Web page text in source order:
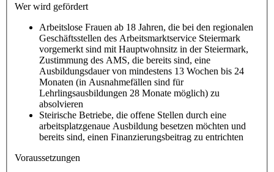
Wer wird gefördert
Arbeitslose Frauen ab 18 Jahren, die bei den regionalen
Geschäftsstellen des Arbeitsmarktservice Steiermark
vorgemerkt sind mit Hauptwohnsitz in der Steiermark,
Zustimmung des AMS, die bereits sind, eine
Ausbildungsdauer von mindestens 13 Wochen bis 24
Monaten (in Ausnahmefällen sind für
Lehrlingsausbildungen 28 Monate möglich) zu
absolvieren
Steirische Betriebe, die offene Stellen durch eine
arbeitsplatzgenaue Ausbildung besetzen möchten und
bereits sind, einen Finanzierungsbeitrag zu entrichten
Voraussetzungen